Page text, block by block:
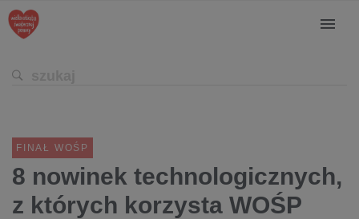
FINAŁ WOŚP
8 nowinek technologicznych,
z których korzysta WOŚP